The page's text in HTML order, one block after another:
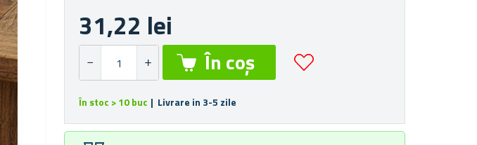
31,22 lei
În stoc > 10 buc | Livrare in 3-5 zile